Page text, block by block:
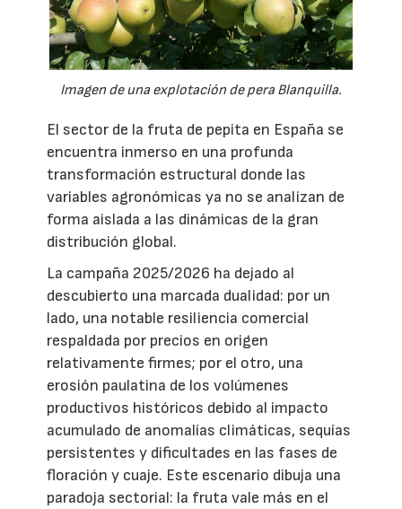
Imagen de una explotación de pera Blanquilla.
El sector de la fruta de pepita en España se
encuentra inmerso en una profunda
transformación estructural donde las
variables agronómicas ya no se analizan de
forma aislada a las dinámicas de la gran
distribución global.
La campaña 2025/2026 ha dejado al
descubierto una marcada dualidad: por un
lado, una notable resiliencia comercial
respaldada por precios en origen
relativamente firmes; por el otro, una
erosión paulatina de los volúmenes
productivos históricos debido al impacto
acumulado de anomalías climáticas, sequías
persistentes y dificultades en las fases de
floración y cuaje. Este escenario dibuja una
paradoja sectorial: la fruta vale más en el